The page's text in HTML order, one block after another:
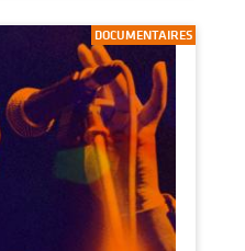
DOCUMENTAIRES